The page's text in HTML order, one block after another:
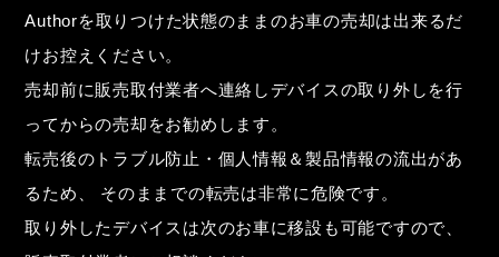
Authorを取りつけた状態のままのお車の売却は出来るだ
けお控えください。
売却前に販売取付業者へ連絡しデバイスの取り外しを行
ってからの売却をお勧めします。
転売後のトラブル防止・個人情報＆製品情報の流出があ
るため、
そのままでの転売は非常に危険です。
取り外したデバイスは次のお車に移設も可能ですので、